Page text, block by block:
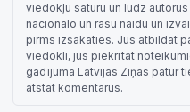
viedokļu saturu un lūdz
nacionālo un rasu naidu un
pirms izsakāties. Jūs atbildat
viedokli, jūs piekrītat
gadījumā Latvijas Ziņas patur
atstāt komentārus.